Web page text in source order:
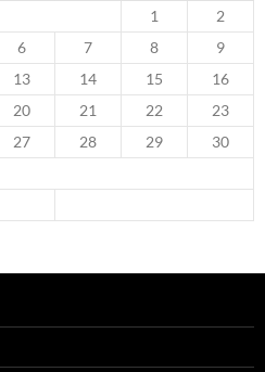
1
2
6 7 8
9
13 14 15
16
20 21 22
23
27 28 29
30